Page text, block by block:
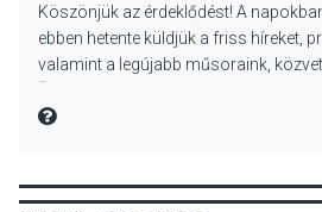
Különleges nyári
kínálnak a
előadások a
KÖZÉLET
Köszönjük az érdeklődést! A
ebben hetente küldjük a friss híreket,
valamint a legújabb műsoraink,
MIRE MONDTA